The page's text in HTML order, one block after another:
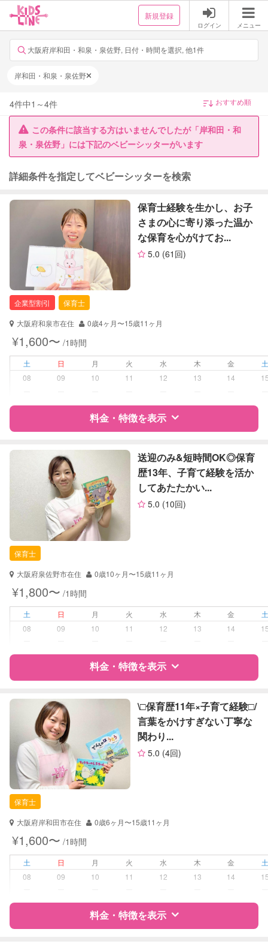
新規登録
ログイン メニュー
大阪府岸和田・和泉・泉佐野, 日付・時間を選択, 他1件
岸和田・和泉・泉佐野
4件中1 ～4件
この条件に該当する方はいませんでしたが「岸和田・和
泉・泉佐野」には下記のベビーシッターがいます
詳細条件を指定してベビーシッターを検索
保育士経験を生かし、お子
さまの心に寄り添った温か
な保育を心がけてお...
5.0 (61回)
企業型割引
保育士
大阪府和泉市在住
0歳4ヶ月〜15歳11ヶ月
¥1,600〜 /1時間
土 日 月 火 水 木 金
08
09 10 11 12 13 14
料金・特徴を表示
特徴 料金 レビュー
サポートの特徴
企業型割引対象(旧内閣府補助対象)
保育士
対応可能/特徴
送迎サポート
病児対応 病児、病後児、ともに不可
音楽レッスン
絵・工作レッスン
定期予約
お子様の撮影
（定期特典）
対応可能
送迎のみ&短時間OK◎保育
歴13年、子育て経験を活か
してあたたかい...
5.0 (10回)
保育士
大阪府泉佐野市在住
0歳10ヶ月〜15歳11ヶ月
¥1,800〜 /1時間
土 日 月 火 水 木 金
08
09 10 11 12 13 14
料金・特徴を表示
特徴 料金 レビュー
サポートの特徴
資格
自治体届出済ベビーシッター
対応可能/特徴
子育て経験
病児対応
障がい児対応 対応可否は個別に相談
レッスン 絵・工作レッスン
\□︎保育歴11年×子育て経験□︎/
言葉をかけすぎない丁寧な
関わり...
5.0 (4回)
保育士
大阪府岸和田市在住
0歳6ヶ月〜15歳11ヶ月
¥1,600〜 /1時間
土 日 月 火 水 木 金
08
09 10 11 12 13 14
料金・特徴を表示